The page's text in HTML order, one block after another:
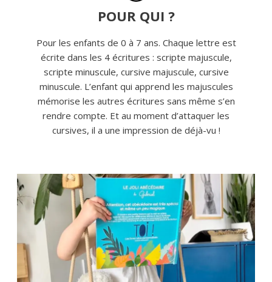
POUR QUI ?
Pour les enfants de 0 à 7 ans. Chaque lettre est
écrite dans les 4 écritures : scripte majuscule,
scripte minuscule, cursive majuscule, cursive
minuscule. L’enfant qui apprend les majuscules
mémorise les autres écritures sans même s’en
rendre compte. Et au moment d’attaquer les
cursives, il a une impression de déjà-vu !